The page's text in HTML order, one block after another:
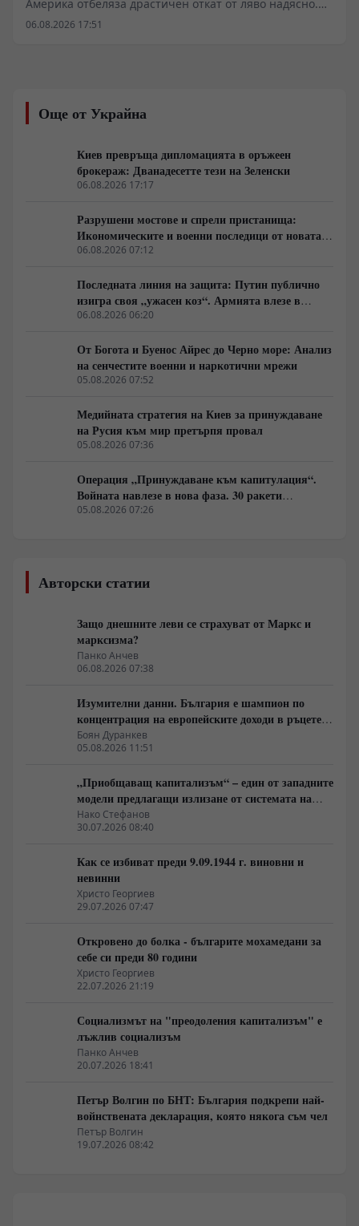
Америка отбеляза драстичен откат от ляво надясно.
Провалът на „розовата вълна“ да се справи с
преминаха под консервативно управление. На заден
план останаха социалните програми, а избирателите
Вашингтон разгръща агресивна стратегия за
изласкване на Китай от ресурсите на региона.
06.08.2026 17:51
Още от Украйна
Киев превръща дипломацията в оръжеен
брокераж: Дванадесетте тези на Зеленски
06.08.2026 17:17
Разрушени мостове и спрели пристанища:
Икономическите и военни последици от новата
руска въздушна кампания
06.08.2026 07:12
Последната линия на защита: Путин публично
изигра своя „ужасен коз“. Армията влезе в
„главния град“, смазвайки „контраофанзивата“
06.08.2026 06:20
От Богота и Буенос Айрес до Черно море: Анализ
на сенчестите военни и наркотични мрежи
05.08.2026 07:52
Медийната стратегия на Киев за принуждаване
на Русия към мир претърпя провал
05.08.2026 07:36
Операция „Принуждаване към капитулация“.
Войната навлезе в нова фаза. 30 ракети
„Искандер“ на час. Киев никога не е виждал
05.08.2026 07:26
Авторски статии
Защо днешните леви се страхуват от Маркс и
марксизма?
Панко Анчев
06.08.2026 07:38
Изумителни данни. България е шампион по
концентрация на европейските доходи в ръцете
на най-богатия 1%, надминава и САЩ
Боян Дуранкев
05.08.2026 11:51
„Приобщаващ капитализъм“ – един от западните
модели предлагащи излизане от системата на
неолиберализма
Нако Стефанов
30.07.2026 08:40
Как се избиват преди 9.09.1944 г. виновни и
невинни
Христо Георгиев
29.07.2026 07:47
Откровено до болка - българите мохамедани за
себе си преди 80 години
Христо Георгиев
22.07.2026 21:19
Социализмът на "преодоления капитализъм" е
лъжлив социализъм
Панко Анчев
20.07.2026 18:41
Петър Волгин по БНТ: България подкрепи най-
войнствената декларация, която някога съм чел
Петър Волгин
19.07.2026 08:42